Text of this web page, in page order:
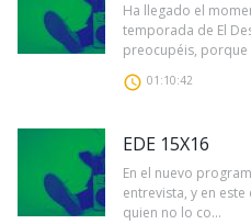
Ha llegado el
temporada de El
preocupéis, porque
01:10:42
EDE 15X16
En el nuevo
entrevista, y en este
quien no lo co...